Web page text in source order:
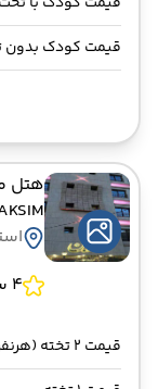
قیمت کودک بدون
هتل
4 ستاره
قیمت 2 تخته (هرنفر)